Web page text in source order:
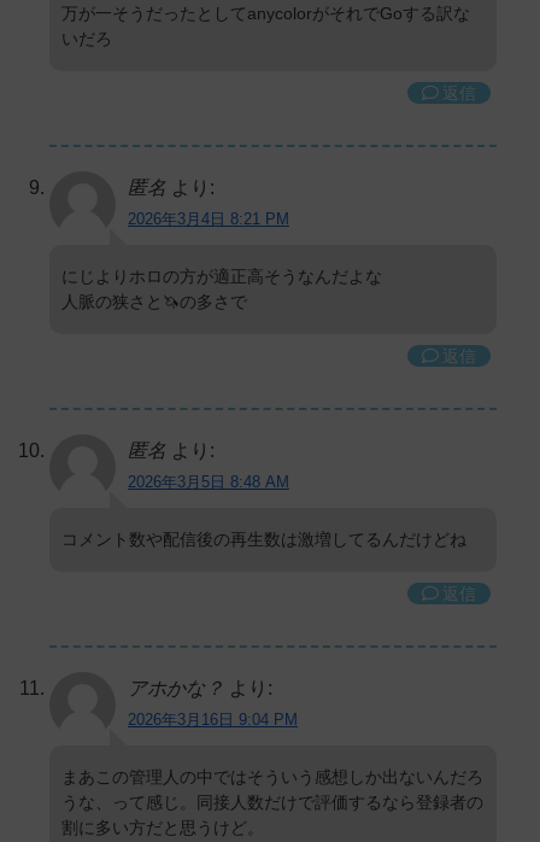
万が一そうだったとしてanycolorがそれでGoする訳な
いだろ
返信
匿名 より:
2026年3月4日 8:21 PM
にじよりホロの方が適正高そうなんだよな
人脈の狭さと🦄の多さで
返信
匿名 より:
2026年3月5日 8:48 AM
コメント数や配信後の再生数は激増してるんだけどね
返信
アホかな？ より:
2026年3月16日 9:04 PM
まあこの管理人の中ではそういう感想しか出ないんだろ
うな、って感じ。同接人数だけで評価するなら登録者の
割に多い方だと思うけど。